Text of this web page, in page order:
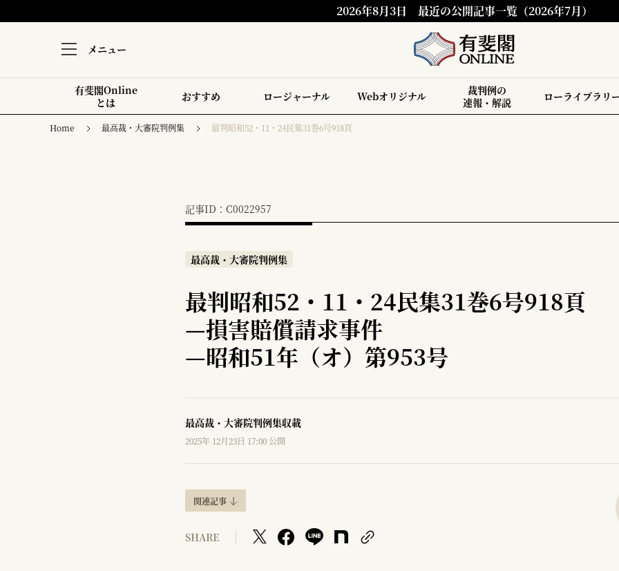
2026年8月3日 最近の公開記事一覧（2026年7月）
メニュー
有斐閣Online
とは
おすすめ ロージャーナル Webオリジナル
裁判例の
速報・解説
ローライブラリ
Home 最高裁・大審院判例集 最判昭和52・11・24民集31巻6号918頁
記事ID：C0022957
最高裁・大審院判例集
最判昭和52・11・24民集31巻6号918頁
—損害賠償請求事件
—昭和51年（オ）第953号
最高裁・大審院判例集収載
2025年 12月23日 17:00 公開
関連記事
SHARE